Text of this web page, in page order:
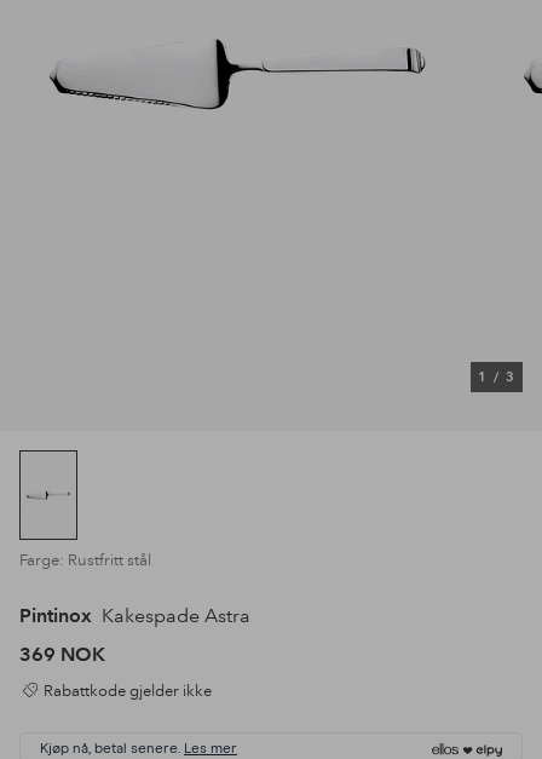
1 / 3
Farge: Rustfritt stål
Pintinox Kakespade Astra
369 NOK
Rabattkode gjelder ikke
Kjøp nå, betal senere. Les mer